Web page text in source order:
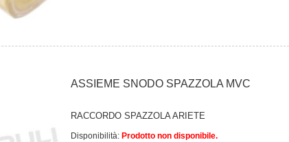
ASSIEME SNODO SPAZZOLA MVC
RACCORDO SPAZZOLA ARIETE
Disponibilità: Prodotto non disponibile.